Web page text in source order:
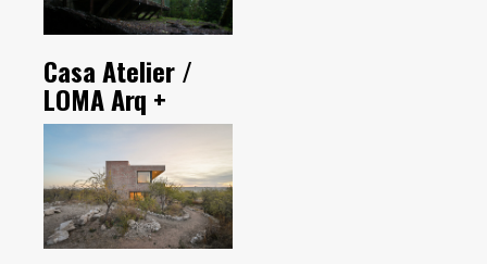
Casa Atelier /
LOMA Arq +